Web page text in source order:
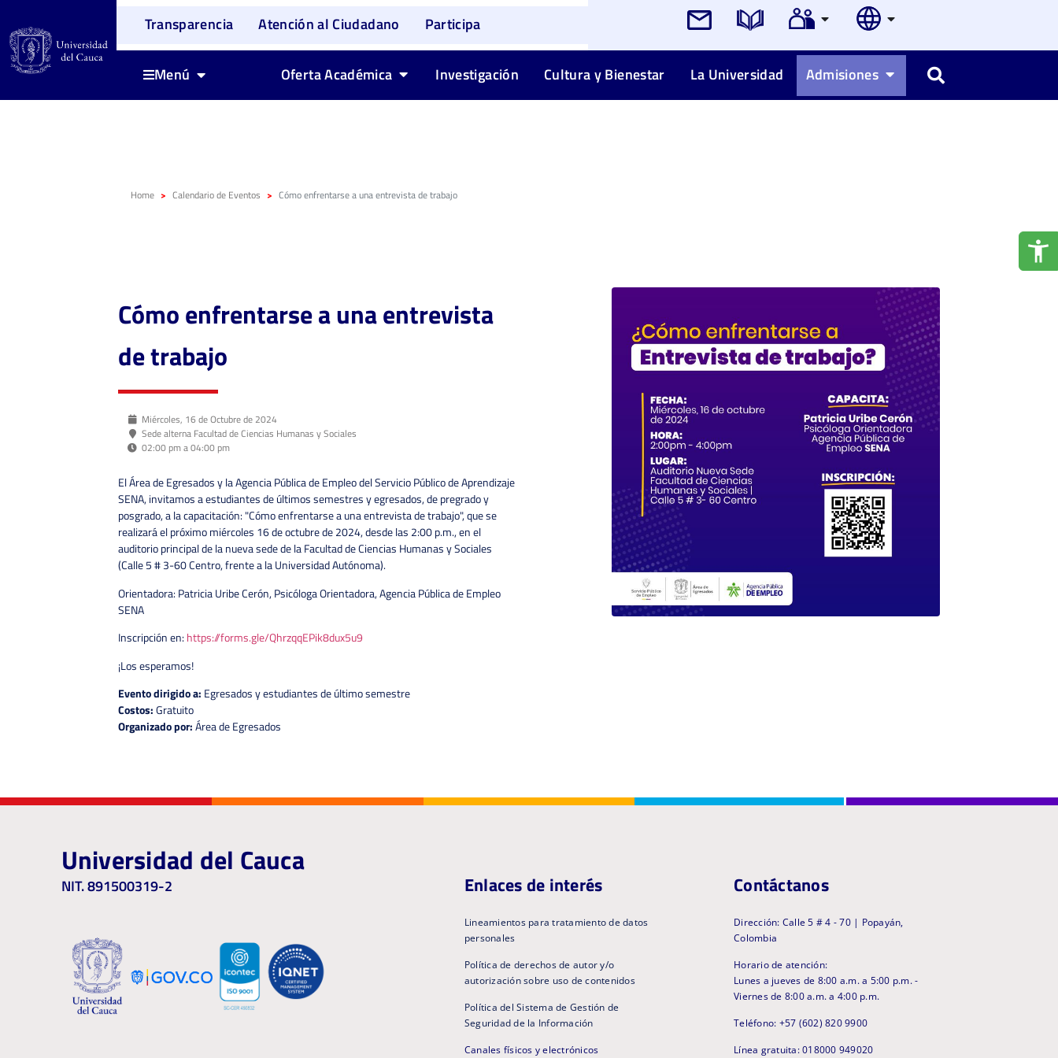
Transparencia Atención al Ciudadano Participa
Menú Oferta Académica Investigación Cultura y Bienestar La Universidad Admisiones Buscar
Home Calendario de Eventos Cómo enfrentarse a una entrevista de trabajo
Cómo enfrentarse a una entrevista
de trabajo
Miércoles, 16 de Octubre de 2024
Sede alterna Facultad de Ciencias Humanas y Sociales
02:00 pm a 04:00 pm
El Área de Egresados y la Agencia Pública de Empleo del Servicio Público de Aprendizaje
SENA, invitamos a estudiantes de últimos semestres y egresados, de pregrado y
posgrado, a la capacitación: "Cómo enfrentarse a una entrevista de trabajo", que se
realizará el próximo miércoles 16 de octubre de 2024, desde las 2:00 p.m., en el
auditorio principal de la nueva sede de la Facultad de Ciencias Humanas y Sociales
(Calle 5 # 3-60 Centro, frente a la Universidad Autónoma).
Orientadora: Patricia Uribe Cerón, Psicóloga Orientadora, Agencia Pública de Empleo
SENA
Inscripción en:https://forms.gle/QhrzqqEPik8dux5u9
¡Los esperamos!
Evento dirigido a: Egresados y estudiantes de último semestre
Costos:Gratuito
Organizado por:Área de Egresados
Universidad del Cauca
NIT. 891500319-2 Enlaces de interés
Lineamientos para tratamiento de datos
personales
Política de derechos de autor y/o
autorización sobre uso de contenidos
Política del Sistema de Gestión de
Seguridad de la Información
Canales físicos y electrónicos
Contáctanos
Dirección: Calle 5 # 4 - 70 | Popayán,
Colombia
Horario de atención:
Lunes a jueves de 8:00 a.m. a 5:00 p.m. -
Viernes de 8:00 a.m. a 4:00 p.m.
Teléfono: +57 (602) 820 9900
Línea gratuita: 018000 949020